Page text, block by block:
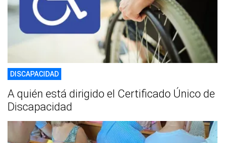
DISCAPACIDAD
A quién está dirigido el Certificado Único de
Discapacidad